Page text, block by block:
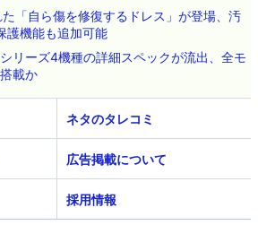
「自ら傷を修復するドレス」が登場、汚
護機能も追加可能
リーズ4機種の詳細スペックが流出、全モ
載か
ネタのタレコミ
広告掲載について
採用情報